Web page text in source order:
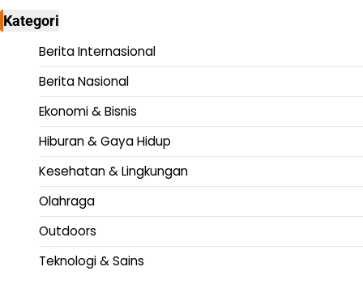
Kategori
Berita Internasional
Berita Nasional
Ekonomi & Bisnis
Hiburan & Gaya Hidup
Kesehatan & Lingkungan
Olahraga
Outdoors
Teknologi & Sains